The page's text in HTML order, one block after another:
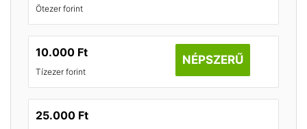
Ötezer forint
NÉPSZERŰ
10.000 Ft
Tízezer forint
25.000 Ft